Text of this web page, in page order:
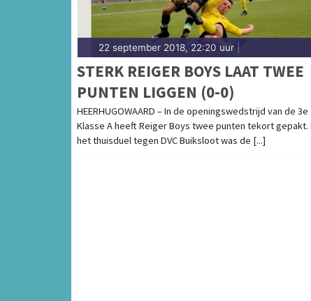
22 september 2018, 22:20 uur
STERK REIGER BOYS LAAT TWEE
PUNTEN LIGGEN (0-0)
HEERHUGOWAARD – In de openingswedstrijd van de 3e
Klasse A heeft Reiger Boys twee punten tekort gepakt.
het thuisduel tegen DVC Buiksloot was de [...]